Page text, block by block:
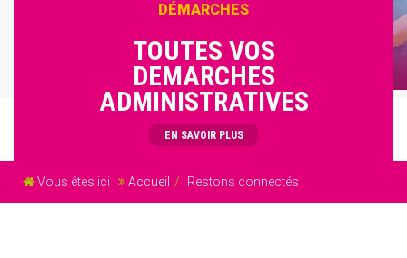
DÉMARCHES
TOUTES VOS
DEMARCHES
ADMINISTRATIVES
EN SAVOIR PLUS
Vous êtes ici : Accueil Restons connectés